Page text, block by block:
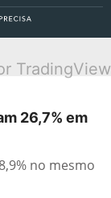
TradingView
26,7% em
no mesmo